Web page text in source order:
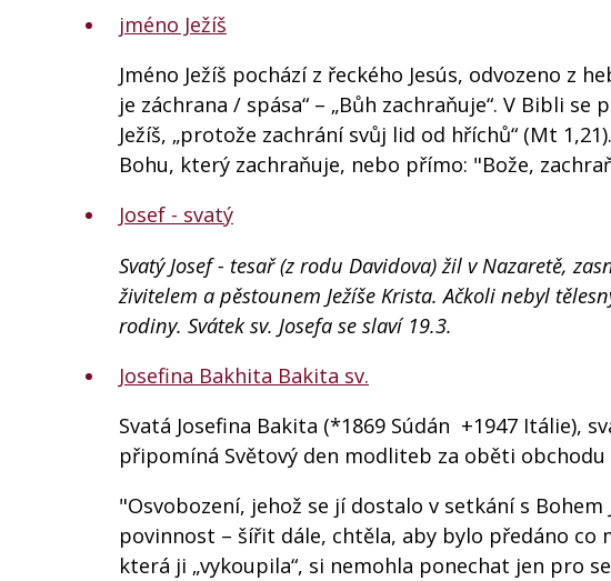
jméno Ježíš
Jméno Ježíš pochází z řeckého Jesús, odvozeno z
je záchrana / spása“ – „Bůh zachraňuje“. V Bibli
Ježíš, „protože zachrání svůj lid od hříchů“ (Mt
Bohu, který zachraňuje, nebo přímo: "Bože,
Josef - svatý
Svatý Josef - tesař (z rodu Davidova) žil v Nazaretě,
živitelem a pěstounem Ježíše Krista. Ačkoli nebyl
rodiny. Svátek sv. Josefa se slaví 19.3.
Josefina Bakhita Bakita sv.
Svatá Josefina Bakita (*1869 Súdán +1947 Itálie),
připomíná Světový den modliteb za oběti obchodu
"Osvobození, jehož se jí dostalo v setkání s
povinnost – šířit dále, chtěla, aby bylo předáno co
která ji „vykoupila“, si nemohla ponechat jen pro